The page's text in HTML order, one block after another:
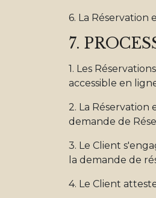
6. La Réservation
7.
1. Les
accessible en
2. La Réservation
demande de
3. Le Client
la demande de
4. Le Client